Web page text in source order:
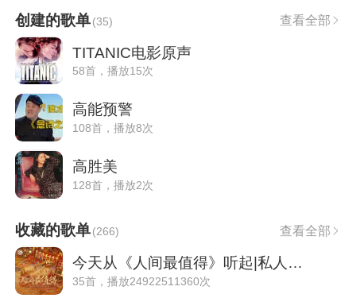
创建的歌单(35) 查看全部
TITANIC电影原声
58首，播放15次
高能预警
108首，播放8次
高胜美
128首，播放2次
收藏的歌单(266) 查看全部
今天从《人间最值得》听起|私人雷达
35首，播放24922511360次